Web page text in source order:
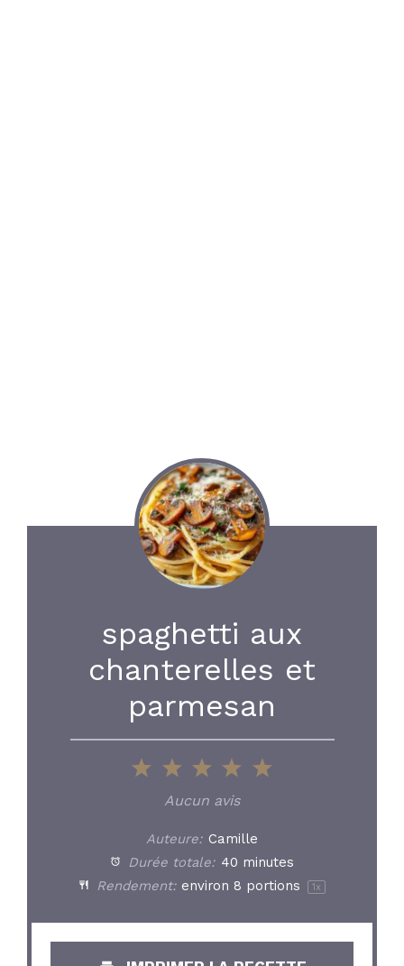
spaghetti aux
chanterelles et
parmesan
5
4
3
Stars
2
Stars
1
Star
Aucun avis
Auteure: Camille
Durée totale: 40 minutes
Rendement: environ 8 portions 1 x